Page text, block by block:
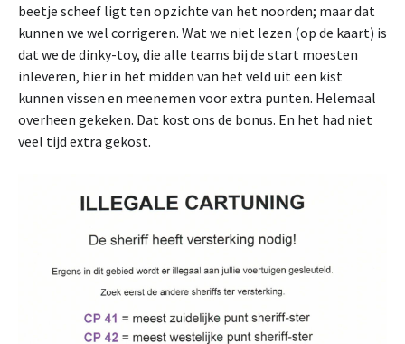
beetje scheef ligt ten opzichte van het noorden; maar dat
kunnen we wel corrigeren. Wat we niet lezen (op de kaart) is
dat we de dinky-toy, die alle teams bij de start moesten
inleveren, hier in het midden van het veld uit een kist
kunnen vissen en meenemen voor extra punten. Helemaal
overheen gekeken. Dat kost ons de bonus. En het had niet
veel tijd extra gekost.